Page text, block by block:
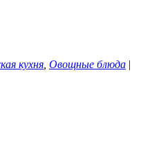
кухня Овощные блюда |